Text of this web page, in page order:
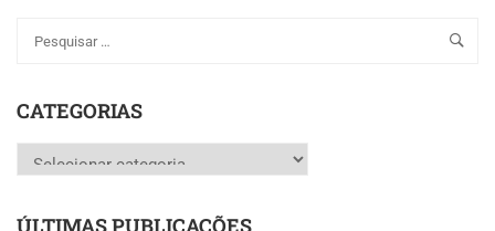
CATEGORIAS
Categorias
ÚLTIMAS PUBLICAÇÕES